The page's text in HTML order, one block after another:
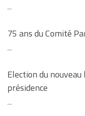
...
75 ans du Comité
...
Election du
présidence
...